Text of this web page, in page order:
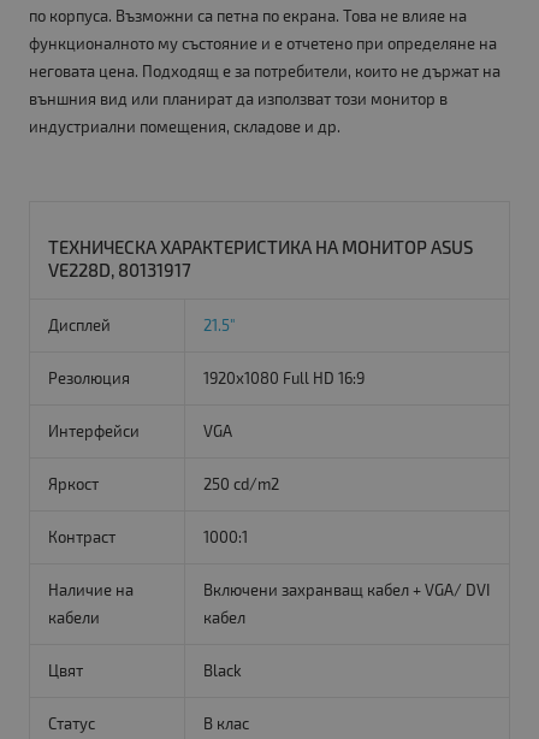
по корпуса. Възможни са петна по екрана. Това не влияе на
функционалното му състояние и е отчетено при определяне на
неговата цена. Подходящ е за потребители, които не държат на
външния вид или планират да използват този монитор в
индустриални помещения, складове и др.
ТЕХНИЧЕСКА ХАРАКТЕРИСТИКА НА МОНИТОР ASUS
VE228D, 80131917
Дисплей 21.5"
Резолюция 1920x1080 Full HD 16:9
Интерфейси VGA
Яркост 250 cd/m2
Контраст 1000:1
Наличие на
кабели
Включени захранващ кабел + VGA/ DVI
кабел
Цвят Black
Статус B клас